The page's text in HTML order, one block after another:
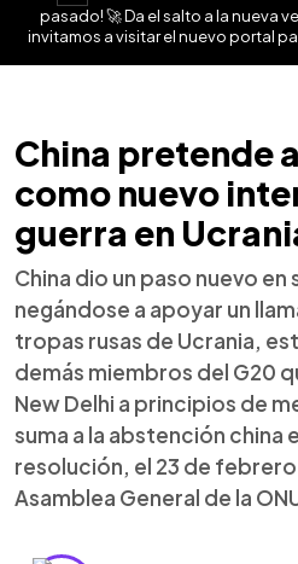
pasado! 🚀 Da el salto a la nueva
invitamos a visitar el nuevo portal
China pretende
como nuevo
guerra en
China dio un paso nuevo en
negándose a apoyar un
tropas rusas de Ucrania,
demás miembros del G20
New Delhi a principios de
suma a la abstención china
resolución, el 23 de
Asamblea General de la